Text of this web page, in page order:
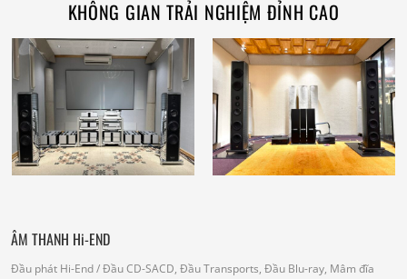
KHÔNG GIAN TRẢI NGHIỆM ĐỈNH CAO
ÂM THANH Hi-END
Đầu phát Hi-End/ Đầu CD-SACD, Đầu Transports, Đầu Blu-ray, Mâm đĩa